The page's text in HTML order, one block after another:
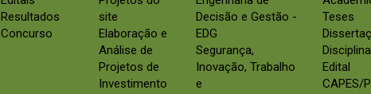
Resultados
Concurso
site
Elaboração e
Análise de
Projetos de
Investimento
Decisão e Gestão -
EDG
Segurança,
Inovação, Trabalho
e
Teses
Edital
CAPES/